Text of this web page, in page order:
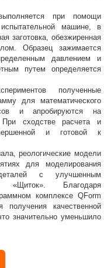
при помощи
машине, в
заготовка, обезжиренная
Образец зажимается
давлением и
путем определяется
полученные
для математического
и апробируются на
сходстве расчета и
и готовой к
реологические модели
для моделирования
с улучшенным
«Щиток». Благодаря
комплексе QForm
получения качественной
значительно уменьшило